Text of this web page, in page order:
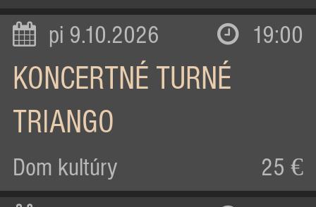
pi 9.10.2026 19:00
KONCERTNÉ TURNÉ
TRIANGO
Dom kultúry 25 €